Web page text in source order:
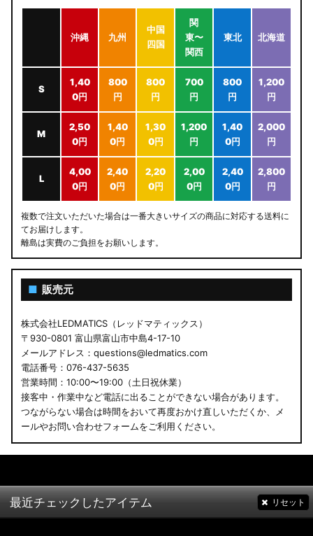
沖縄 九州
中国
四国
関
東〜
関西
東北 北海道
S
1,40
0円
800
円
800
円
700
円
800
円
1,200
円
M
2,50
0円
1,40
0円
1,30
0円
1,200
円
1,40
0円
2,000
円
L
4,00
0円
2,40
0円
2,20
0円
2,00
0円
2,40
0円
2,800
円
複数で注文いただいた場合は一番大きいサイズの商品に対応する送料に
てお届けします。
離島は実費のご負担をお願いします。
■ 販売元
株式会社LEDMATICS（レッドマティックス）
〒930-0801 富山県富山市中島4-17-10
メールアドレス：questions@ledmatics.com
電話番号：076-437-5635
営業時間：10:00〜19:00（土日祝休業）
接客中・作業中など電話に出ることができない場合があります。
つながらない場合は時間をおいて再度おかけ直しいただくか、メ
ールやお問い合わせフォームをご利用ください。
最近チェックしたアイテム リセット